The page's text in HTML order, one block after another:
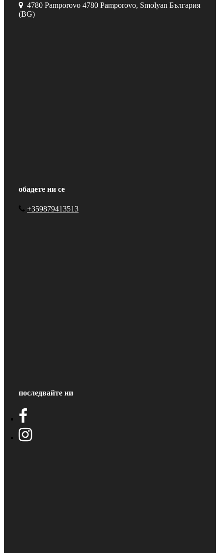
4780 Pamporovo 4780 Pamporovo, Smolyan България
(BG)
обадете ни се
+359879413513
последвайте ни